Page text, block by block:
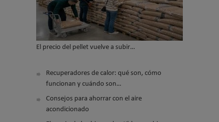
El precio del pellet vuelve a subir…
Recuperadores de calor: qué son, cómo
funcionan y cuándo son…
Consejos para ahorrar con el aire
acondicionado